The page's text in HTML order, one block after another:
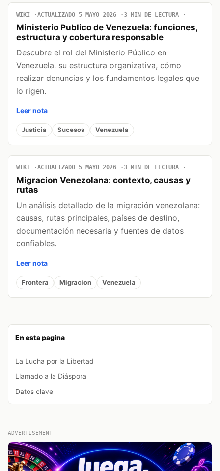
En esta pagina
La Lucha por la Libertad
Llamado a la Diáspora
Datos clave
WIKI ACTUALIZADO 5 MAYO 2026 3 MIN DE LECTURA
Ministerio Publico de Venezuela: funciones,
estructura y cobertura responsable
Descubre el rol del Ministerio Público en
Venezuela, su estructura organizativa, cómo
realizar denuncias y los fundamentos legales que
lo rigen.
Leer nota
Justicia Sucesos Venezuela
WIKI ACTUALIZADO 5 MAYO 2026 3 MIN DE LECTURA
Migracion Venezolana: contexto, causas y
rutas
Un análisis detallado de la migración venezolana:
causas, rutas principales, países de destino,
documentación necesaria y fuentes de datos
confiables.
Leer nota
Frontera Migracion Venezuela
ADVERTISEMENT